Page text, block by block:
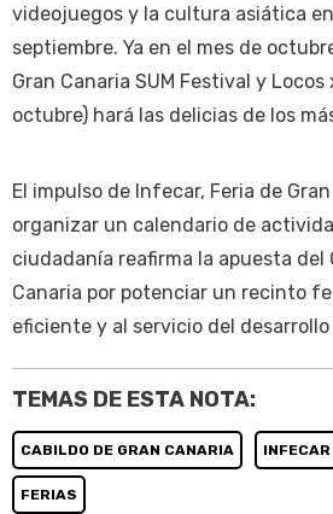
videojuegos y la cultura asiática
septiembre. Ya en el mes de
Gran Canaria SUM Festival y Locos
octubre) hará las delicias de los
El impulso de Infecar, Feria de
organizar un calendario de
ciudadanía reafirma la apuesta del
Canaria por potenciar un recinto
eficiente y al servicio del desarrollo
TEMAS DE ESTA NOTA:
CABILDO DE GRAN CANARIA INFECAR
FERIAS